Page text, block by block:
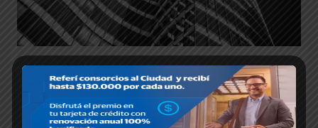
HOME,NOTICIAS
SUTERH: Escala salarial
Septiembre 2024